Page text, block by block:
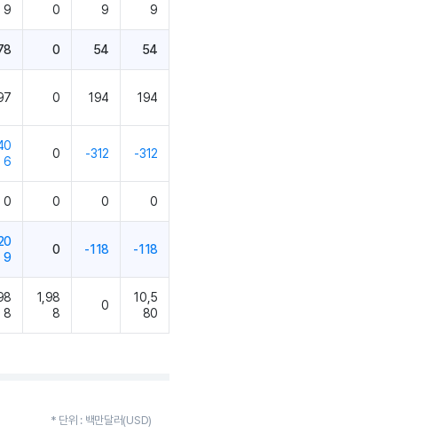
9 0 9 9
0 54 54
0 194 194
6
0 -312 -312
0 0 0 0
9
0 -118 -118
8
1,98
8
0
10,5
80
* 단위 : 백만달러(USD)